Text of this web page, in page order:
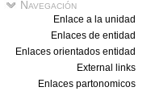
Navegación
Enlace a la unidad
Enlaces de entidad
Enlaces orientados entidad
External links
Enlaces partonomicos